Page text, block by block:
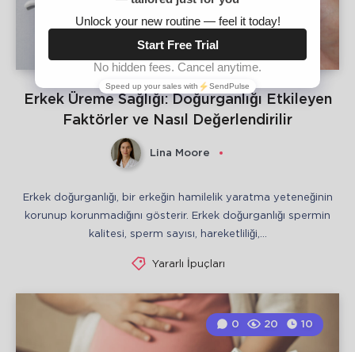
Erkek Üreme Sağlığı: Doğurganlığı Etkileyen
Faktörler ve Nasıl Değerlendirilir
Lina Moore
Erkek doğurganlığı, bir erkeğin hamilelik yaratma yeteneğinin
korunup korunmadığını gösterir. Erkek doğurganlığı spermin
kalitesi, sperm sayısı, hareketliliği,…
Yararlı İpuçları
0 20 10